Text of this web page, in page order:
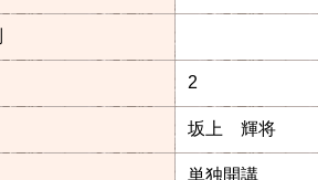
2
坂上 輝将
単独開講